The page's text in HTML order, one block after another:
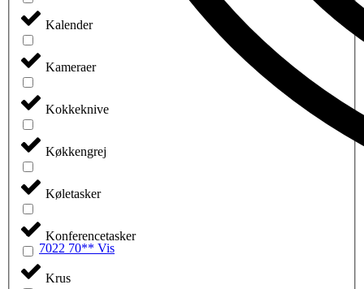
Kalender
Kameraer
Kokkeknive
Køkkengrej
Køletasker
Konferencetasker
Krus
7022 70** Vis